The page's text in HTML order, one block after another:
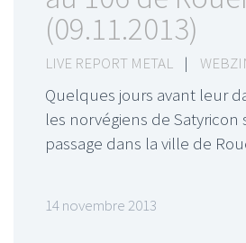
(09.11.2013)
LIVE REPORT METAL |
Quelques jours avant leur
les norvégiens de Satyricon
passage dans la ville de
14 novembre 2013